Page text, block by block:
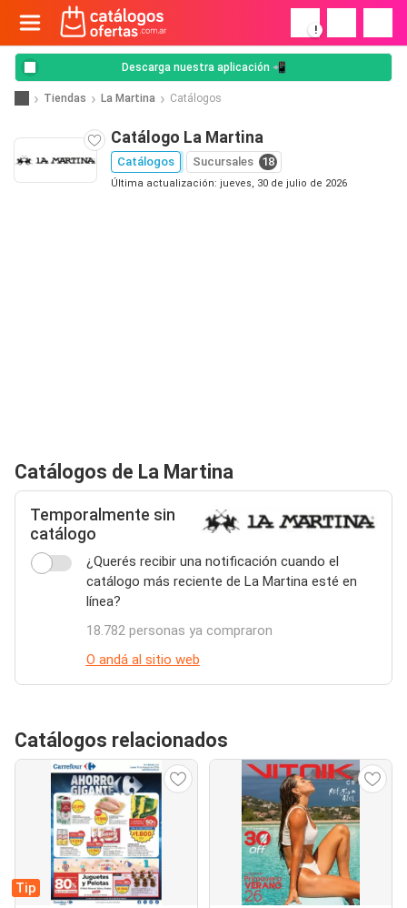
!
Descarga nuestra aplicación 📲
Tiendas La Martina Catálogos
Catálogo La Martina
Catálogos Sucursales 18
Última actualización: jueves, 30 de julio de 2026
Catálogos de La Martina
Temporalmente sin
catálogo
¿Querés recibir una notificación cuando el
catálogo más reciente de La Martina esté en
línea?
18.782 personas ya compraron
O andá al sitio web
Catálogos relacionados
Tip